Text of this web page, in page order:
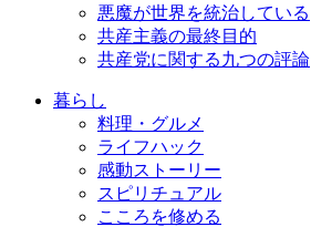
悪魔が世界を統治している
共産主義の最終目的
共産党に関する九つの評論
暮らし
料理・グルメ
ライフハック
感動ストーリー
スピリチュアル
こころを修める